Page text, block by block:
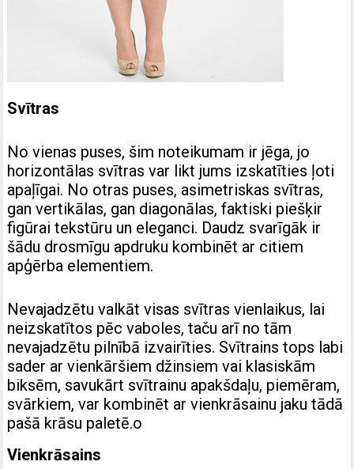
Svītras
No vienas puses, šim noteikumam ir jēga, jo
horizontālas svītras var likt jums izskatīties ļoti
apaļīgai. No otras puses, asimetriskas svītras,
gan vertikālas, gan diagonālas, faktiski piešķir
figūrai tekstūru un eleganci. Daudz svarīgāk ir
šādu drosmīgu apdruku kombinēt ar citiem
apģērba elementiem.
Nevajadzētu valkāt visas svītras vienlaikus, lai
neizskatītos pēc vaboles, taču arī no tām
nevajadzētu pilnībā izvairīties. Svītrains tops labi
sader ar vienkāršiem džinsiem vai klasiskām
biksēm, savukārt svītrainu apakšdaļu, piemēram,
svārkiem, var kombinēt ar vienkrāsainu jaku tādā
pašā krāsu paletē.o
Vienkrāsains